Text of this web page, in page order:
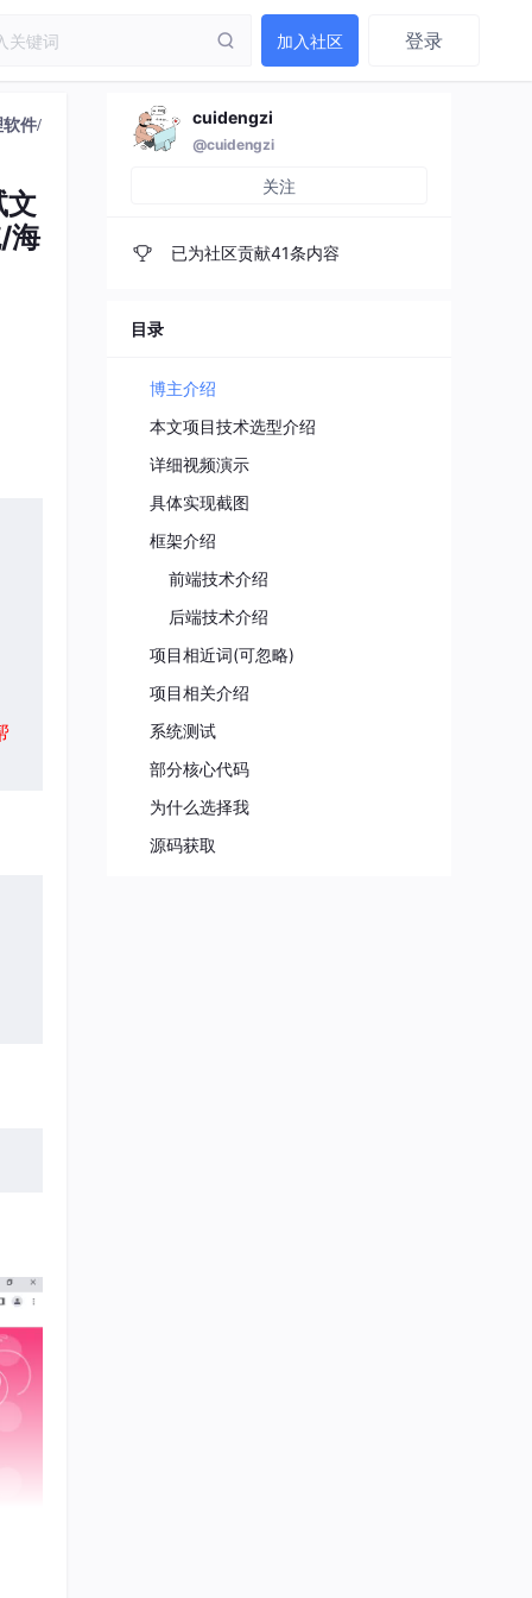
加入社区 登录
软件/
海
cuidengzi
@cuidengzi
关注
已为社区贡献41条内容
目录
博主介绍
本文项目技术选型介绍
详细视频演示
具体实现截图
框架介绍
前端技术介绍
后端技术介绍
项目相近词(可忽略)
项目相关介绍
系统测试
部分核心代码
为什么选择我
源码获取